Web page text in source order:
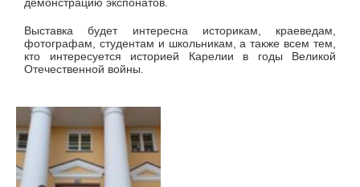
Выставка будет интересна историкам, краеведам,
фотографам, студентам и школьникам, а также всем тем,
кто интересуется историей Карелии в годы Великой
Отечественной войны.